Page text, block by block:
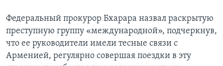
Федеральный прокурор Бхарара назвал раскрытую
преступную группу «международной», подчеркнув,
что ее руководители имели тесные связи с
Арменией, регулярно совершая поездки в эту